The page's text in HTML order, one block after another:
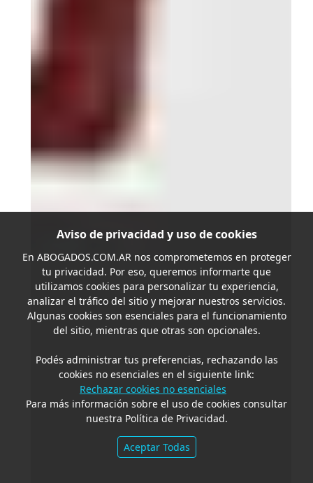
Aviso de privacidad y uso de cookies
En ABOGADOS.COM.ARnos comprometemos en proteger
tu privacidad. Por eso, queremos informarte que
utilizamos cookies para personalizar tu experiencia,
analizar el tráfico del sitio y mejorar nuestros servicios.
Algunas cookies son esenciales para el funcionamiento
del sitio, mientras que otras son opcionales.
Podés administrar tus preferencias, rechazando las
cookies no esenciales en el siguiente link:
Rechazar cookies no esenciales
Para más información sobre el uso de cookies consultar
nuestra Política de Privacidad.
Aceptar Todas